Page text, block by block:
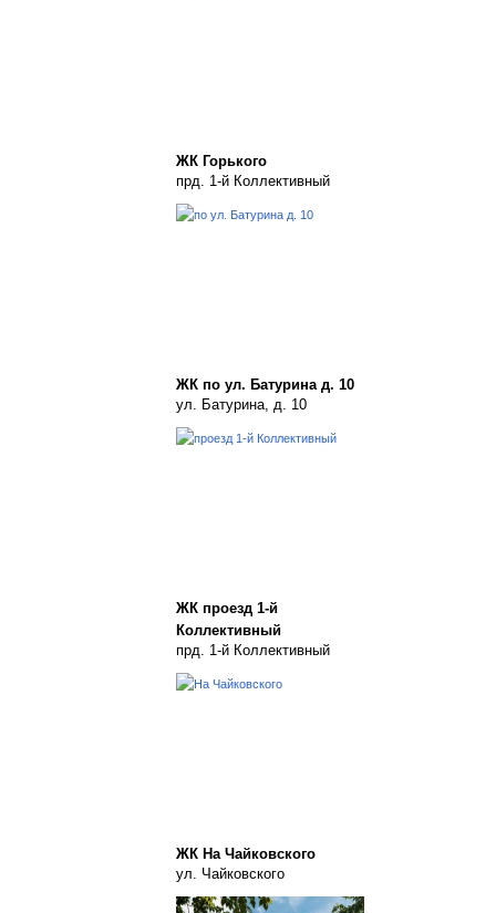
ЖК Горького
прд. 1-й Коллективный
ЖК по ул. Батурина д. 10
ул. Батурина, д. 10
ЖК проезд 1-й
Коллективный
прд. 1-й Коллективный
ЖК На Чайковского
ул. Чайковского